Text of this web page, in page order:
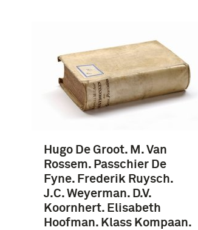
Hugo De Groot. M. Van
Rossem. Passchier De
Fyne. Frederik Ruysch.
J.C. Weyerman. D.V.
Koornhert. Elisabeth
Hoofman. Klass Kompaan.